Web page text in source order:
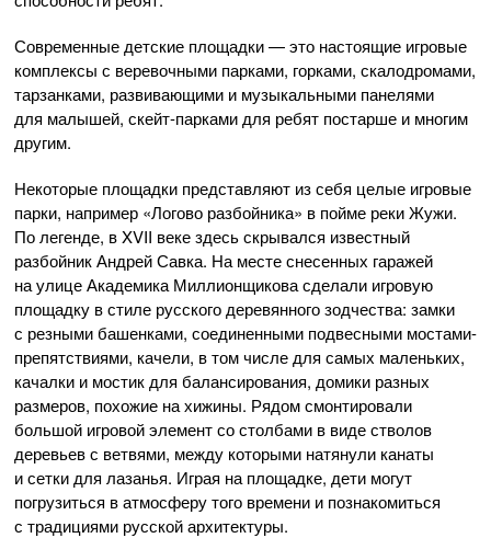
Современные детские площадки — это настоящие игровые
комплексы с веревочными парками, горками, скалодромами,
тарзанками, развивающими и музыкальными панелями
для малышей, скейт-парками для ребят постарше и многим
другим.
Некоторые площадки представляют из себя целые игровые
парки, например «Логово разбойника» в пойме реки Жужи.
По легенде, в XVII веке здесь скрывался известный
разбойник Андрей Савка. На месте снесенных гаражей
на улице Академика Миллионщикова сделали игровую
площадку в стиле русского деревянного зодчества: замки
с резными башенками, соединенными подвесными мостами-
препятствиями, качели, в том числе для самых маленьких,
качалки и мостик для балансирования, домики разных
размеров, похожие на хижины. Рядом смонтировали
большой игровой элемент со столбами в виде стволов
деревьев с ветвями, между которыми натянули канаты
и сетки для лазанья. Играя на площадке, дети могут
погрузиться в атмосферу того времени и познакомиться
с традициями русской архитектуры.